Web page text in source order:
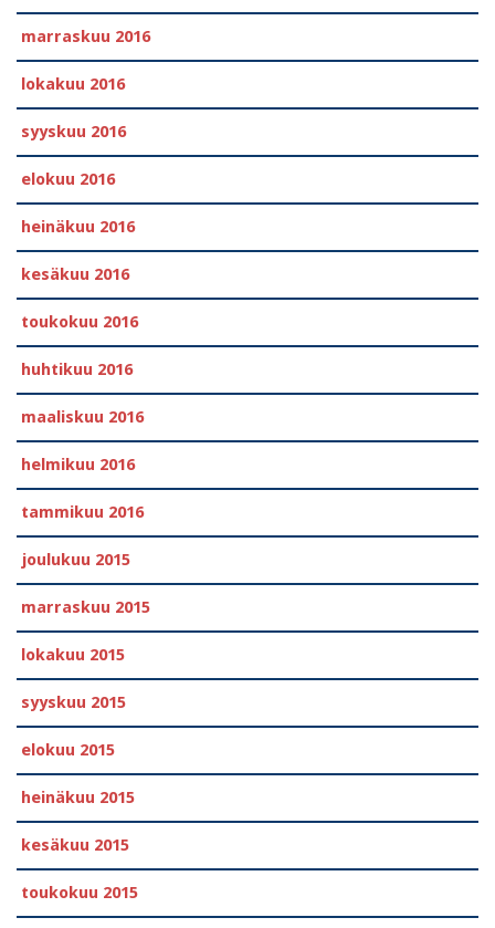
marraskuu 2016
lokakuu 2016
syyskuu 2016
elokuu 2016
heinäkuu 2016
kesäkuu 2016
toukokuu 2016
huhtikuu 2016
maaliskuu 2016
helmikuu 2016
tammikuu 2016
joulukuu 2015
marraskuu 2015
lokakuu 2015
syyskuu 2015
elokuu 2015
heinäkuu 2015
kesäkuu 2015
toukokuu 2015